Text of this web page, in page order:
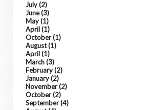
July(2)
June(3)
May(1)
April(1)
October(1)
August(1)
April(1)
March(3)
February(2)
January(2)
November(2)
October(2)
September(4)